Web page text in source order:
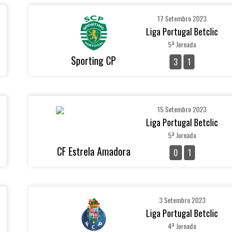
Sporting CP
17 Setembro 2023
Liga Portugal Betclic
5ª Jornada
3 1
CF Estrela Amadora
15 Setembro 2023
Liga Portugal Betclic
5ª Jornada
0 1
3 Setembro 2023
Liga Portugal Betclic
4ª Jornada